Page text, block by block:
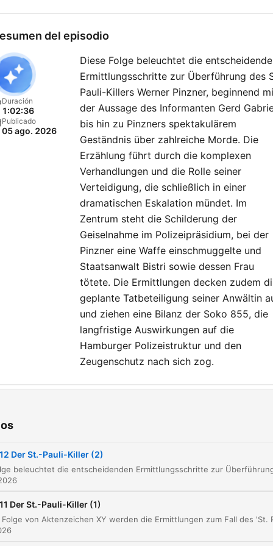
stehen auch aktuelle,
besonders relevante
wichtige Fragen unserer
aufwerfen. Gemeinsam mit
ErmittlerInnen,
und ExpertInnen
die Hosts auch Themen wie
neue Ermittlungsmethoden,
Strafrecht und Opferschutz.
Spezialfolgen geben einen
tieferen Einblick in die Welt
Strafverfolgung und
Prävention, zum Beispiel bei
Cybermobbing oder
sexualisierter Gewalt
Kinder und Jugendliche.
del episodio
Duración
1:02:36
Publicado
05 ago. 2026
Diese Folge beleuchtet die
Ermittlungsschritte zur Überführung des
Pauli-Killers Werner Pinzner, beginnend
der Aussage des Informanten Gerd
bis hin zu Pinzners spektakulärem
Geständnis über zahlreiche Morde. Die
Erzählung führt durch die komplexen
Verhandlungen und die Rolle seiner
Verteidigung, die schließlich in einer
dramatischen Eskalation mündet. Im
Zentrum steht die Schilderung der
Geiselnahme im Polizeipräsidium, bei der
Pinzner eine Waffe einschmuggelte und
Staatsanwalt Bistri sowie dessen Frau
tötete. Die Ermittlungen decken zudem
geplante Tatbeteiligung seiner Anwältin
und ziehen eine Bilanz der Soko 855, die
langfristige Auswirkungen auf die
Hamburger Polizeistruktur und den
Zeugenschutz nach sich zog.
00:00:02
Die Verhaftung von Gerd Gabriel und das
Durchbrechen des Schweigens
Geständnis
00:16:10
Verhandlungen über Bedingungen und die
Der St.-Pauli-Killer (2)
Der St.-Pauli-Killer (1)